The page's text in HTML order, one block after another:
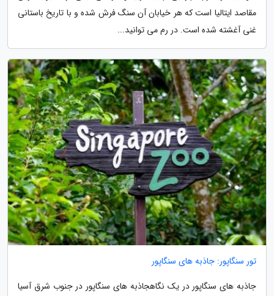
مقاصد ایتالیا است که هر خیابان آن سنگ فرش شده و با تاریخ باستانی
غنی آغشته شده است. در رم می توانید...
تور سنگاپور: جاذبه های سنگاپور
جاذبه های سنگاپور در یک نگاهجاذبه های سنگاپور در جنوب شرق آسیا